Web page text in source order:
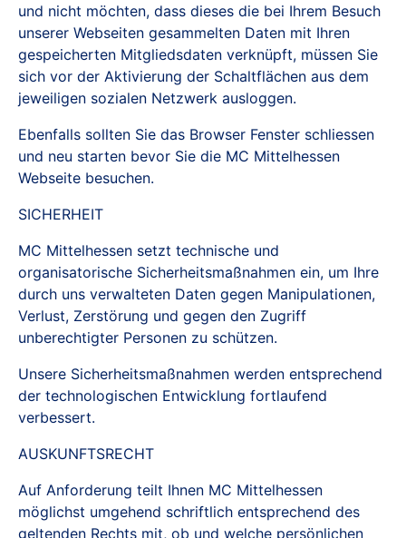
und nicht möchten, dass dieses die bei Ihrem Besuch
unserer Webseiten gesammelten Daten mit Ihren
gespeicherten Mitgliedsdaten verknüpft, müssen Sie
sich vor der Aktivierung der Schaltflächen aus dem
jeweiligen sozialen Netzwerk ausloggen.
Ebenfalls sollten Sie das Browser Fenster schliessen
und neu starten bevor Sie die MC Mittelhessen
Webseite besuchen.
SICHERHEIT
MC Mittelhessen setzt technische und
organisatorische Sicherheitsmaßnahmen ein, um Ihre
durch uns verwalteten Daten gegen Manipulationen,
Verlust, Zerstörung und gegen den Zugriff
unberechtigter Personen zu schützen.
Unsere Sicherheitsmaßnahmen werden entsprechend
der technologischen Entwicklung fortlaufend
verbessert.
AUSKUNFTSRECHT
Auf Anforderung teilt Ihnen MC Mittelhessen
möglichst umgehend schriftlich entsprechend des
geltenden Rechts mit, ob und welche persönlichen